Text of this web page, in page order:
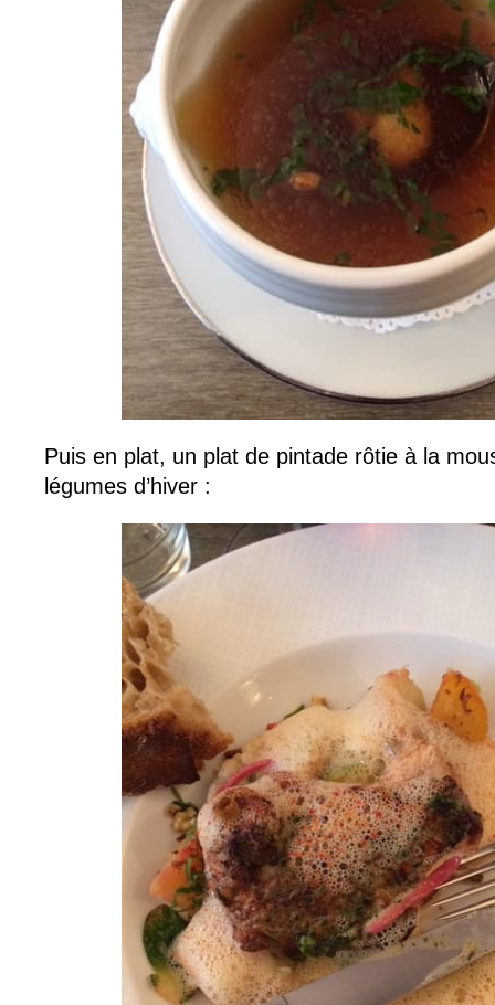
Puis en plat, un plat de pintade rôtie à la
légumes d’hiver :